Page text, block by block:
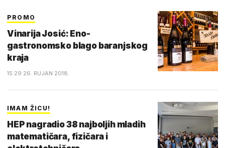
PROMO
Vinarija Josić: Eno-
gastronomsko blago baranjskog
kraja
15:29 26. RUJAN 2018.
IMAM ŽICU!
HEP nagradio 38 najboljih mladih
matematičara, fizičara i